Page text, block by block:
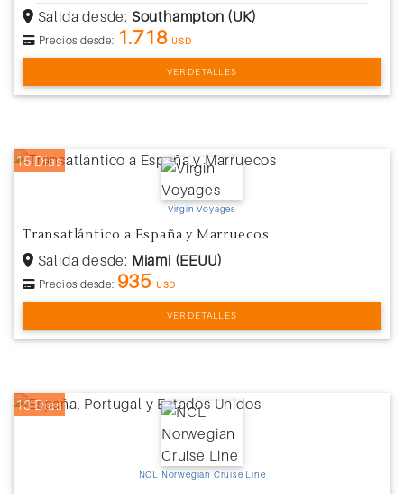
Salida desde: Southampton (UK)
Precios desde: 1.718 USD
VER DETALLES
15 Días
Virgin Voyages
Transatlántico a España y Marruecos
Salida desde: Miami (EEUU)
Precios desde: 935 USD
VER DETALLES
13 Días
NCL Norwegian Cruise Line